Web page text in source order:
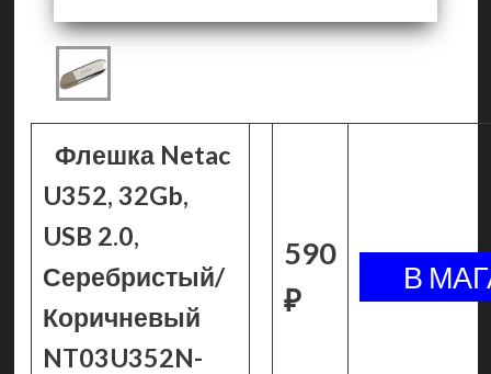
Флешка Netac
U352, 32Gb,
USB 2.0,
Серебристый/
Коричневый
NT03U352N-
590
₽